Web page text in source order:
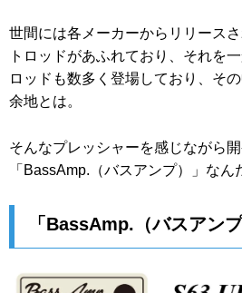
世間には各メーカーからリリース
トロッドがあふれており、それを
ロッドも数多く登場しており、そ
余地とは。
そんなプレッシャーを感じながら
「BassAmp.（バスアンプ）」なん
「BassAmp.（バスアン